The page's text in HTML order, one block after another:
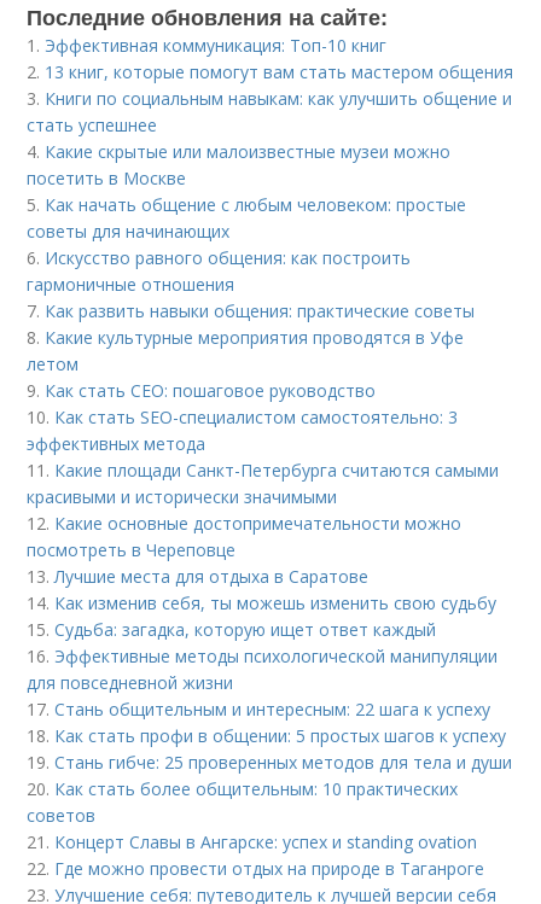
Последние обновления на сайте:
1. Эффективная коммуникация: Топ-10 книг
2. 13 книг, которые помогут вам стать мастером общения
3. Книги по социальным навыкам: как улучшить общение и
стать успешнее
4. Какие скрытые или малоизвестные музеи можно
посетить в Москве
5. Как начать общение с любым человеком: простые
советы для начинающих
6. Искусство равного общения: как построить
гармоничные отношения
7. Как развить навыки общения: практические советы
8. Какие культурные мероприятия проводятся в Уфе
летом
9. Как стать CEO: пошаговое руководство
10. Как стать SEO-специалистом самостоятельно: 3
эффективных метода
11. Какие площади Санкт-Петербурга считаются самыми
красивыми и исторически значимыми
12. Какие основные достопримечательности можно
посмотреть в Череповце
13.Лучшие места для отдыха в Саратове
14. Как изменив себя, ты можешь изменить свою судьбу
15.Судьба: загадка, которую ищет ответ каждый
16. Эффективные методы психологической манипуляции
для повседневной жизни
17.Стань общительным и интересным: 22 шага к успеху
18. Как стать профи в общении: 5 простых шагов к успеху
19.Стань гибче: 25 проверенных методов для тела и души
20. Как стать более общительным: 10 практических
советов
21. Концерт Славы в Ангарске: успех и standing ovation
22. Где можно провести отдых на природе в Таганроге
23.Улучшение себя: путеводитель к лучшей версии себя